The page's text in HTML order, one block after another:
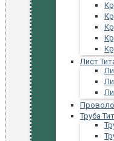
Лист
Труба